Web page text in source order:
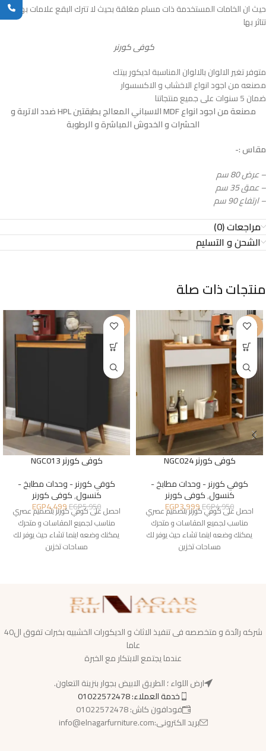
حيث ان الخامات المستخدمة ذات مسام مغلقة بحيث لا تترك البقع علامات بها ولا
تتاثر بها
كوفى كورنر
متوفر تغير الالوان بالالوان المناسبة لديكور بيتك
مصنعه من اجود انواع الاخشاب و الاكسسوار
ضمان 5 سنوات على جميع منتجاتنا
مصنعة من اجود انواع MDF الاسباني المعالج بطبقتين HPL ضدد الاتربة و
الحشرات و الخدوش المباشرة و الرطوبة
مقاس :-
– عرض 80 سم
– عمق 35 سم
– ارتفاع 90 سم
مراجعات (0)
الشحن و التسليم
منتجات ذات صلة
-19%
كوفى كورنر NGC024
كوفي كورنر - وحدات مطابخ -
كنسول,كوفى كورنر
EGP4,950
EGP3,999
احصل على كوفي كورنر بتصميم عصري
مناسب لجميع المقاسات و متحرك
يمكنك وضعه اينما تشاء حيث يوفر لك
مساحات تخزين
-24%
كوفى كورنر NGC013
كوفي كورنر - وحدات مطابخ -
كنسول,كوفى كورنر
EGP5,950
EGP4,499
احصل على كوفي كورنر بتصميم عصري
مناسب لجميع المقاسات و متحرك
يمكنك وضعه اينما تشاء حيث يوفر لك
مساحات تخزين
شركه رائدة و متخصصه فى تنفيذ الاثاث و الديكورات الخشبيه بخبرات تفوق ال40
عاما
عندما يجتمع الابتكار مع الخبرة
ارض اللواء ؛ الطريق الابيض بجوار بنزينة التعاون.
خدمة العملاء: 01022572478
فودافون كاش: 01022572478
بريد الكترونى:info@elnagarfurniture.com